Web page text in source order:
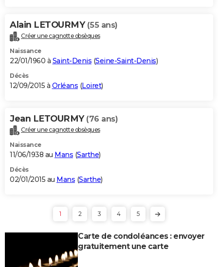
Alain LETOURMY (55 ans)
Créer une cagnotte obsèques
Naissance
22/01/1960 à Saint-Denis (Seine-Saint-Denis)
Décès
12/09/2015 à Orléans (Loiret)
Jean LETOURMY (76 ans)
Créer une cagnotte obsèques
Naissance
11/06/1938 au Mans (Sarthe)
Décès
02/01/2015 au Mans (Sarthe)
1 2 3 4 5
Carte de condoléances : envoyer
gratuitement une carte